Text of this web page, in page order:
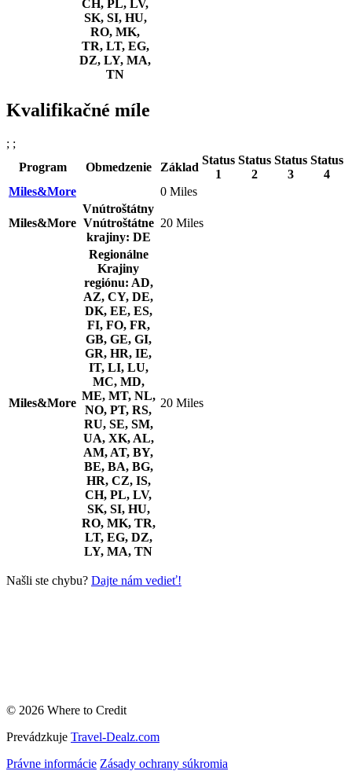
CH, PL, LV,
SK, SI, HU,
RO, MK,
TR, LT, EG,
DZ, LY, MA,
TN
Kvalifikačné míle
; ;
Program
Obmedzenie Základ
Status
1
Status
2
Status
3
Status
4
Miles&More
0 Miles
Miles&More
Vnútroštátny
Vnútroštátne
krajiny: DE
20 Miles
Miles&More
Regionálne
Krajiny
regiónu: AD,
AZ, CY, DE,
DK, EE, ES,
FI, FO, FR,
GB, GE, GI,
GR, HR, IE,
IT, LI, LU,
MC, MD,
ME, MT, NL,
NO, PT, RS,
RU, SE, SM,
UA, XK, AL,
AM, AT, BY,
BE, BA, BG,
HR, CZ, IS,
CH, PL, LV,
SK, SI, HU,
RO, MK, TR,
LT, EG, DZ,
LY, MA, TN
20 Miles
Našli ste chybu? Dajte nám vedieť!
© 2026 Where to Credit
Prevádzkuje Travel-Dealz.com
Právne informácie Zásady ochrany súkromia